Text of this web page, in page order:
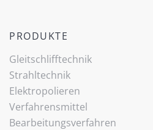
PRODUKTE
Gleitschlifftechnik
Strahltechnik
Elektropolieren
Verfahrensmittel
Bearbeitungsverfahren